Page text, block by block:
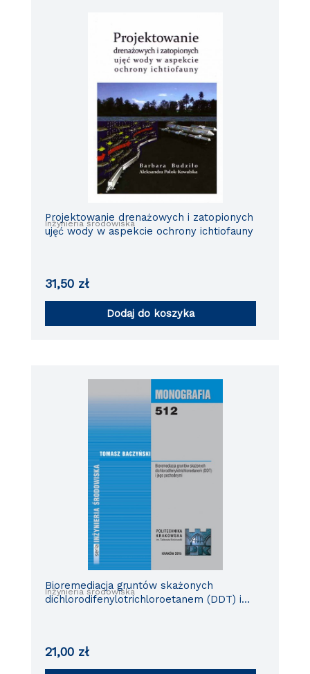
Inżynieria środowiska
Projektowanie drenażowych i zatopionych
ujęć wody w aspekcie ochrony ichtiofauny
31,50 zł
Dodaj do koszyka
Inżynieria środowiska
Bioremediacja gruntów skażonych
dichlorodifenylotrichloroetanem (DDT) i
21,00 zł